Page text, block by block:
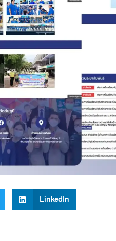
LinkedIn